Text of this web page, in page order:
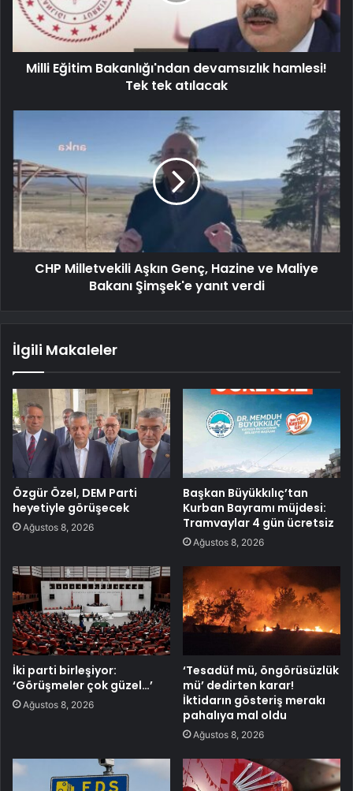
Milli Eğitim Bakanlığı'ndan devamsızlık hamlesi!
Tek tek atılacak
CHP Milletvekili Aşkın Genç, Hazine ve Maliye
Bakanı Şimşek'e yanıt verdi
İlgili Makaleler
Özgür Özel, DEM Parti
heyetiyle görüşecek
Ağustos 8, 2026
Başkan Büyükkılıç’tan
Kurban Bayramı müjdesi:
Tramvaylar 4 gün ücretsiz
Ağustos 8, 2026
İki parti birleşiyor:
‘Görüşmeler çok güzel…’
Ağustos 8, 2026
‘Tesadüf mü, öngörüsüzlük
mü’ dedirten karar!
İktidarın gösteriş merakı
pahalıya mal oldu
Ağustos 8, 2026